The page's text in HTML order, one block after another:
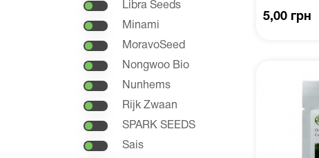
Libra Seeds
Minami
MoravoSeed
Nongwoo Bio
Nunhems
Rijk Zwaan
SPARK SEEDS
Sais
5,00 грн